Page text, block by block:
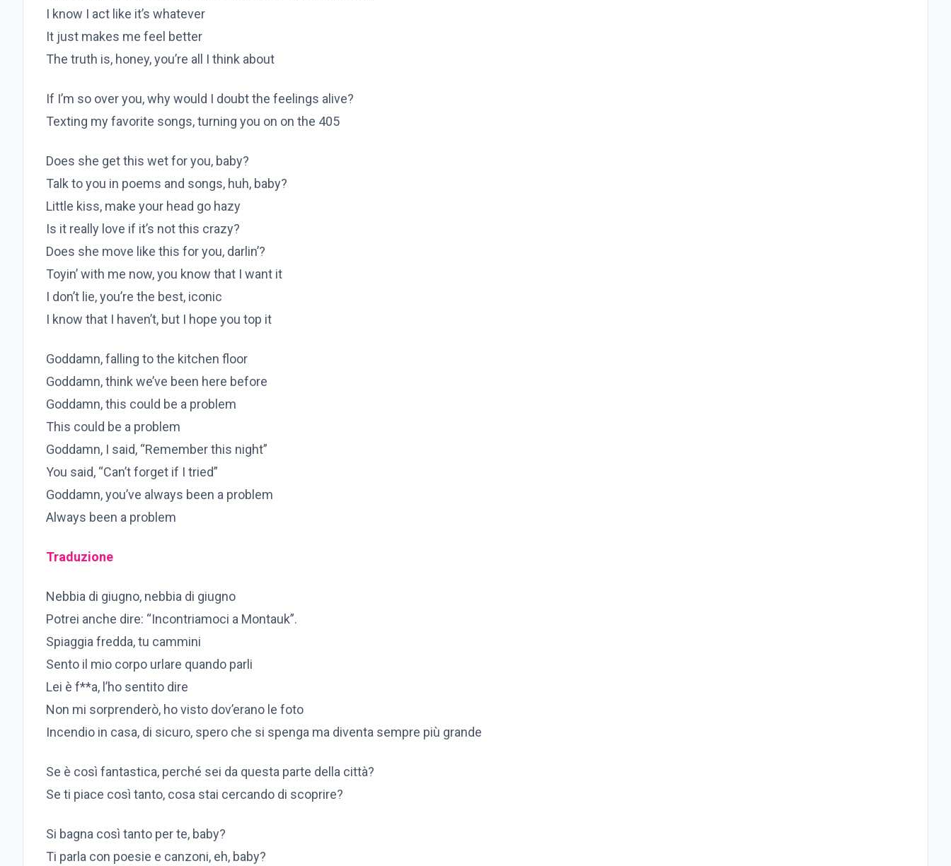
I know I act like it’s whatever
It just makes me feel better
The truth is, honey, you’re all I think about
If I’m so over you, why would I doubt the feelings alive?
Texting my favorite songs, turning you on on the 405
Does she get this wet for you, baby?
Talk to you in poems and songs, huh, baby?
Little kiss, make your head go hazy
Is it really love if it’s not this crazy?
Does she move like this for you, darlin’?
Toyin’ with me now, you know that I want it
I don’t lie, you’re the best, iconic
I know that I haven’t, but I hope you top it
Goddamn, falling to the kitchen floor
Goddamn, think we’ve been here before
Goddamn, this could be a problem
This could be a problem
Goddamn, I said, “Remember this night”
You said, “Can’t forget if I tried”
Goddamn, you’ve always been a problem
Always been a problem
Traduzione
Nebbia di giugno, nebbia di giugno
Potrei anche dire: “Incontriamoci a Montauk”.
Spiaggia fredda, tu cammini
Sento il mio corpo urlare quando parli
Lei è f**a, l’ho sentito dire
Non mi sorprenderò, ho visto dov’erano le foto
Incendio in casa, di sicuro, spero che si spenga ma diventa sempre più grande
Se è così fantastica, perché sei da questa parte della città?
Se ti piace così tanto, cosa stai cercando di scoprire?
Si bagna così tanto per te, baby?
Ti parla con poesie e canzoni, eh, baby?